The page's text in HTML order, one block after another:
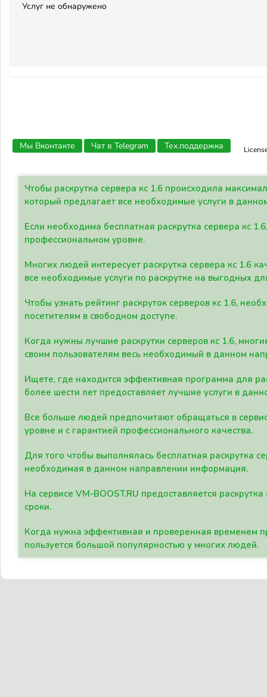
Услуг не обнаружено
Мы Вконтакте Чат в Telegram Тех.поддержка
Чтобы раскрутка сервера кс 1.6 происходила
который предлагает все необходимые услуги в
Если необходима бесплатная раскрутка сервера кс
профессиональном уровне.
Многих людей интересует раскрутка сервера кс 1.6
все необходимые услуги по раскрутке на выгодных
Чтобы узнать рейтинг раскруток серверов кс 1.6,
посетителям в свободном доступе.
Когда нужны лучшие раскрутки серверов кс 1.6,
своим пользователям весь необходимый в данном
Ищете, где находится эффективная программа для
более шести лет предоставляет лучшие услуги в
Все больше людей предпочитают обращаться в
уровне и с гарантией профессионального качества.
Для того чтобы выполнялась бесплатная раскрутка
необходимая в данном направлении информация.
На сервисе VM-BOOST.RU предоставляется
сроки.
Когда нужна эффективная и проверенная временем
пользуется большой популярностью у многих людей.